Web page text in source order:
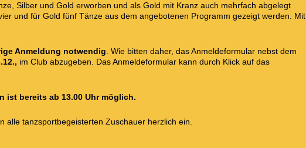
Silber und Gold erworben und als Gold mit Kranz auch mehrfach abgelegt
und für Gold fünf Tänze aus dem angebotenen Programm gezeigt werden. Mit
Anmeldung notwendig . Wie bitten daher, das Anmeldeformular nebst dem
im Club abzugeben. Das Anmeldeformular kann durch Klick auf das
ist bereits ab 13.00 Uhr möglich.
alle tanzsportbegeisterten Zuschauer herzlich ein.